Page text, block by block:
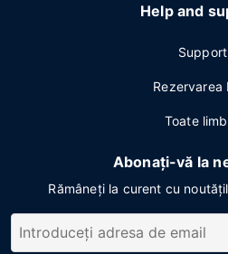
Help and
Support
Rezervarea
Toate
Abonați-vă la
Rămâneți la curent cu